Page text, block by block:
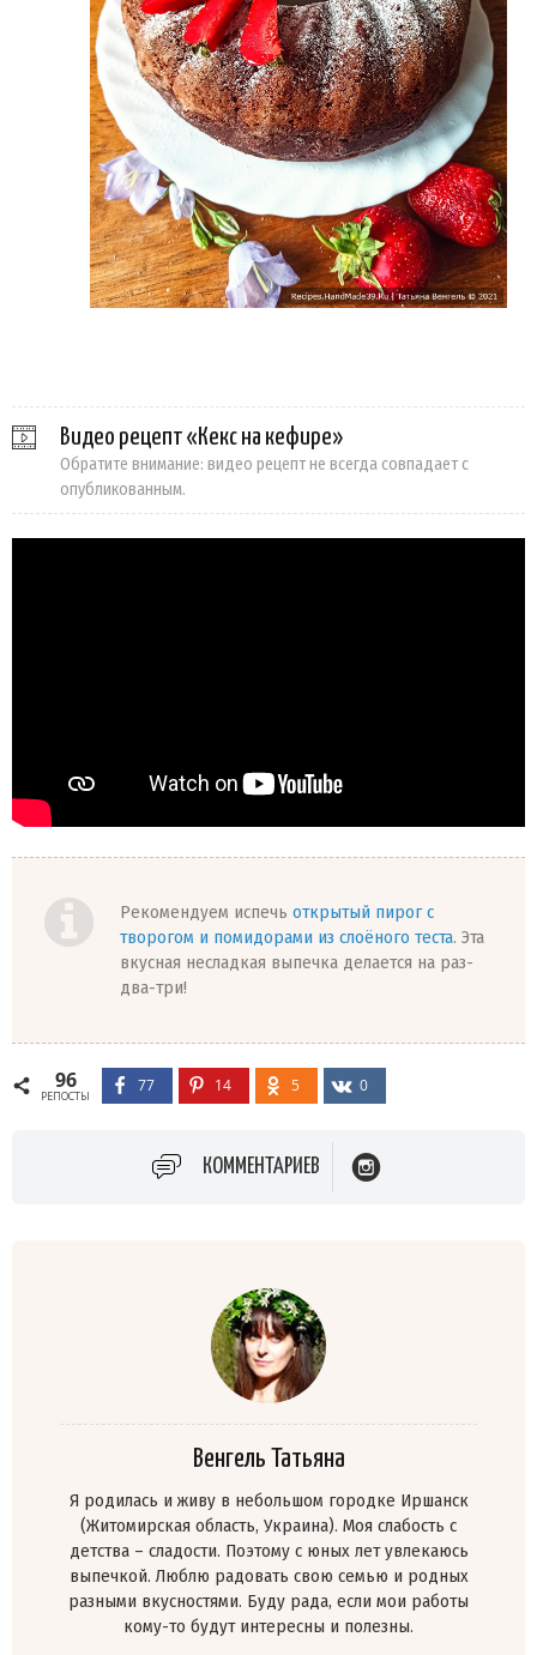
Видео рецепт «Кекс на кефире»
Обратите внимание: видео рецепт не всегда совпадает с
опубликованным.
Рекомендуем испечь открытый пирог с
творогом и помидорами из слоёного теста. Эта
вкусная несладкая выпечка делается на раз-
два-три!
96
РЕПОСТЫ
77 14 5 0
КОММЕНТАРИЕВ
Венгель Татьяна
Я родилась и живу в небольшом городке Иршанск
(Житомирская область, Украина). Моя слабость с
детства – сладости. Поэтому с юных лет увлекаюсь
выпечкой. Люблю радовать свою семью и родных
разными вкусностями. Буду рада, если мои работы
кому-то будут интересны и полезны.